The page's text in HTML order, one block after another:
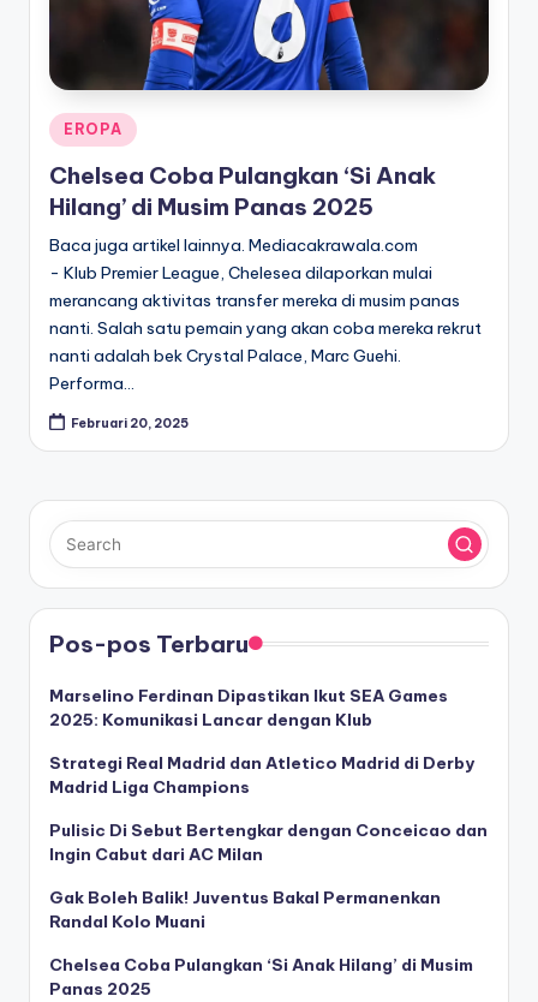
Posted
EROPA
Chelsea Coba Pulangkan ‘Si Anak
Hilang’ di Musim Panas 2025
Baca juga artikel lainnya. Mediacakrawala.com
- Klub Premier League, Chelesea dilaporkan mulai
merancang aktivitas transfer mereka di musim panas
nanti. Salah satu pemain yang akan coba mereka rekrut
nanti adalah bek Crystal Palace, Marc Guehi.
Performa…
Februari 20, 2025
Pos-pos Terbaru
Marselino Ferdinan Dipastikan Ikut SEA Games
2025: Komunikasi Lancar dengan Klub
Strategi Real Madrid dan Atletico Madrid di Derby
Madrid Liga Champions
Pulisic Di Sebut Bertengkar dengan Conceicao dan
Ingin Cabut dari AC Milan
Gak Boleh Balik! Juventus Bakal Permanenkan
Randal Kolo Muani
Chelsea Coba Pulangkan ‘Si Anak Hilang’ di Musim
Panas 2025